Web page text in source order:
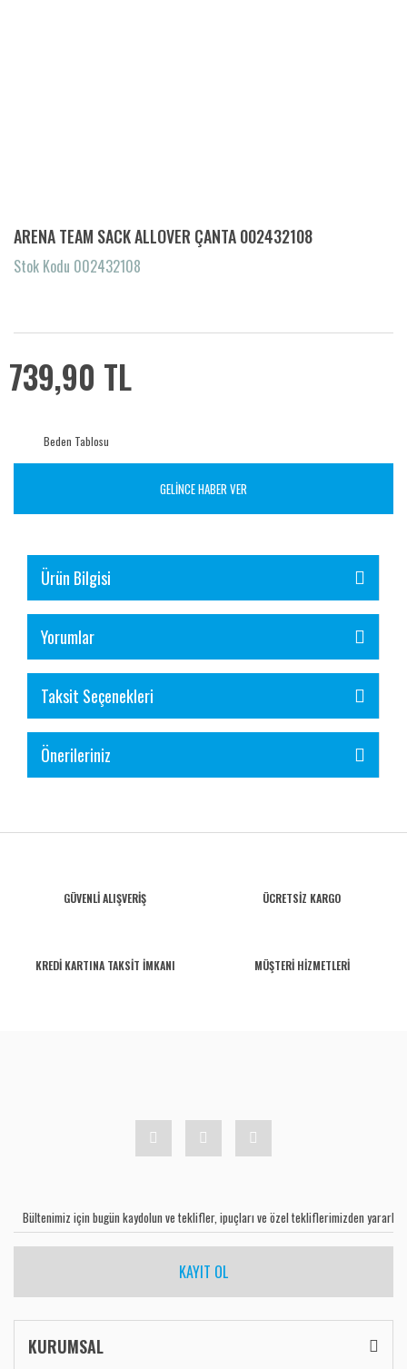
ARENA TEAM SACK ALLOVER ÇANTA 002432108
Stok Kodu 002432108
739,90 TL
Beden Tablosu
GELİNCE HABER VER
Ürün Bilgisi
Yorumlar
Taksit Seçenekleri
Önerileriniz
GÜVENLİ ALIŞVERİŞ ÜCRETSİZ KARGO
KREDİ KARTINA TAKSİT İMKANI MÜŞTERİ HİZMETLERİ
KAYIT OL
KURUMSAL